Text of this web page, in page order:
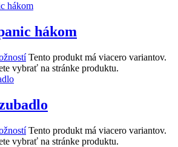
hákom
Tento produkt má viacero variantov.
vybrať na stránke produktu.
Tento produkt má viacero variantov.
vybrať na stránke produktu.